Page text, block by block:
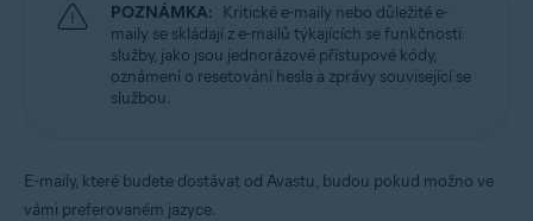
POZNÁMKA: Kritické e-maily nebo důležité e-
maily se skládají z e-mailů týkajících se funkčnosti
služby, jako jsou jednorázové přístupové kódy,
oznámení o resetování hesla a zprávy související se
službou.
E-maily, které budete dostávat od Avastu, budou pokud možno ve
vámi preferovaném jazyce.